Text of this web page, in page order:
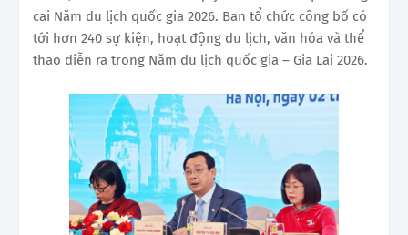
cai Năm du lịch quốc gia 2026. Ban tổ chức công bố có
tới hơn 240 sự kiện, hoạt động du lịch, văn hóa và thể
thao diễn ra trong Năm du lịch quốc gia – Gia Lai 2026.